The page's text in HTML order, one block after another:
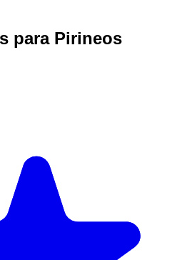
para Pirineos